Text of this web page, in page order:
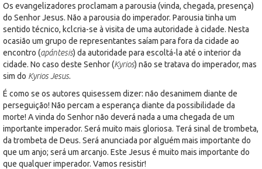
Os evangelizadores proclamam a parousia (vinda, chegada, presença)
do Senhor Jesus. Não a parousia do imperador. Parousia tinha um
sentido técnico, kclcria-se à visita de uma autoridade à cidade. Nesta
ocasião um grupo de representantes saíam para fora da cidade ao
encontro (apántesis) da autoridade para escoltá-la até o interior da
cidade. No caso deste Senhor (Kyrios) não se tratava do imperador, mas
sim do Kyrios Jesus.
É como se os autores quisessem dizer: não desanimem diante de
perseguição! Não percam a esperança diante da possibilidade da
morte! A vinda do Senhor não deverá nada a uma chegada de um
importante imperador. Será muito mais gloriosa. Terá sinal de trombeta,
da trombeta de Deus. Será anunciada por alguém mais importante do
que um anjo; será um arcanjo. Este Jesus é muito mais importante do
que qualquer imperador. Vamos resistir!